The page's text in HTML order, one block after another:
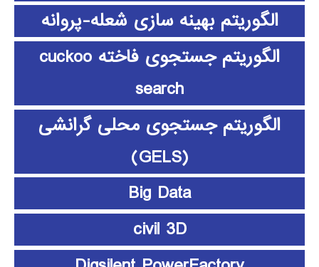
الگوریتم بهینه سازی شعله-پروانه
الگوریتم جستجوی فاخته cuckoo
search
الگوریتم جستجوی محلی گرانشی
(GELS)
Big Data
civil 3D